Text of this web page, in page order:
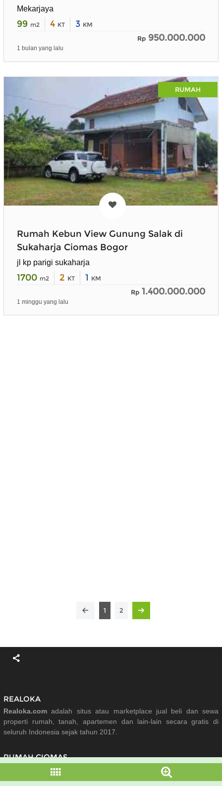
Mekarjaya
99 m2 4 KT 3 KM
Rp 950.000.000
1 bulan yang lalu
RUMAH
Rumah Kebun View Gunung Salak di
Sukaharja Ciomas Bogor
jl kp parigi sukaharja
1700 m2 2 KT 1 KM
Rp 1.400.000.000
1 minggu yang lalu
1 2
REALOKA
Realoka.com adalah situs atau marketplace jual beli dan sewa
properti rumah, tanah, apartemen dan lain-lain secara gratis di
seluruh Indonesia sejak tahun 2017.
RUMAH CIOMAS
Banyak pilihan rumah dijual di Ciomas Bogor Kab. yang diupdate